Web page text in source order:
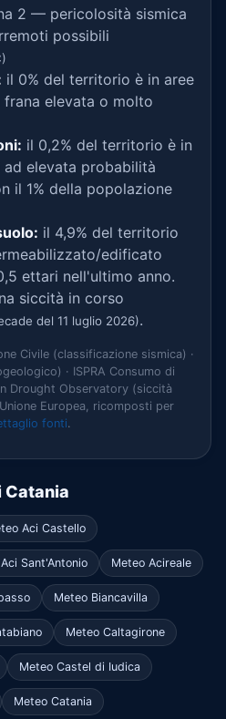
2 — pericolosità sismica
possibili
il 0% del territorio è in aree
elevata o molto
il 0,2% del territorio è in
ad elevata probabilità
il 1% della popolazione
il 4,9% del territorio
edificato
ettari nell'ultimo anno.
siccità in corso
del 11 luglio 2026).
Civile (classificazione sismica) ·
· ISPRA Consumo di
Drought Observatory (siccità
Europea, ricomposti per
fonti.
Catania
Aci Castello
Sant'Antonio Meteo Acireale
Meteo Biancavilla
Meteo Caltagirone
Meteo Castel di Iudica
Meteo Catania